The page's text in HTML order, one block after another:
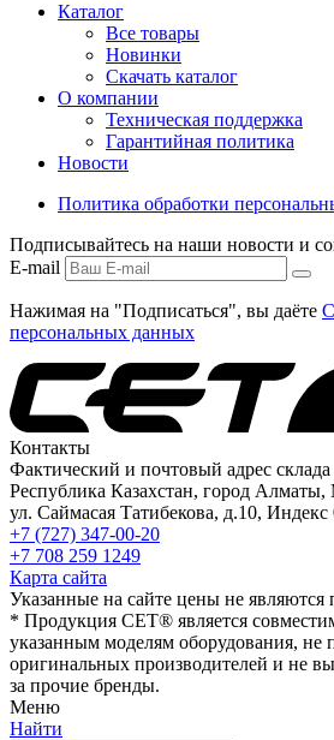
Каталог
Все товары
Новинки
Скачать каталог
О компании
Техническая поддержка
Гарантийная политика
Новости
Политика обработки
Подписывайтесь на наши новости и
E-mail
Нажимая на "Подписаться", вы даёте
персональных данных
Контакты
Фактический и почтовый адрес
Республика Казахстан, город
ул. Саймасая Татибекова, д.10, Индекс
+7 (727) 347-00-20
+7 708 259 1249
Карта сайта
Указанные на сайте цены не являются
* Продукция СЕТ® является
указанным моделям оборудования, не
оригинальных производителей и не
за прочие бренды.
Меню
Найти